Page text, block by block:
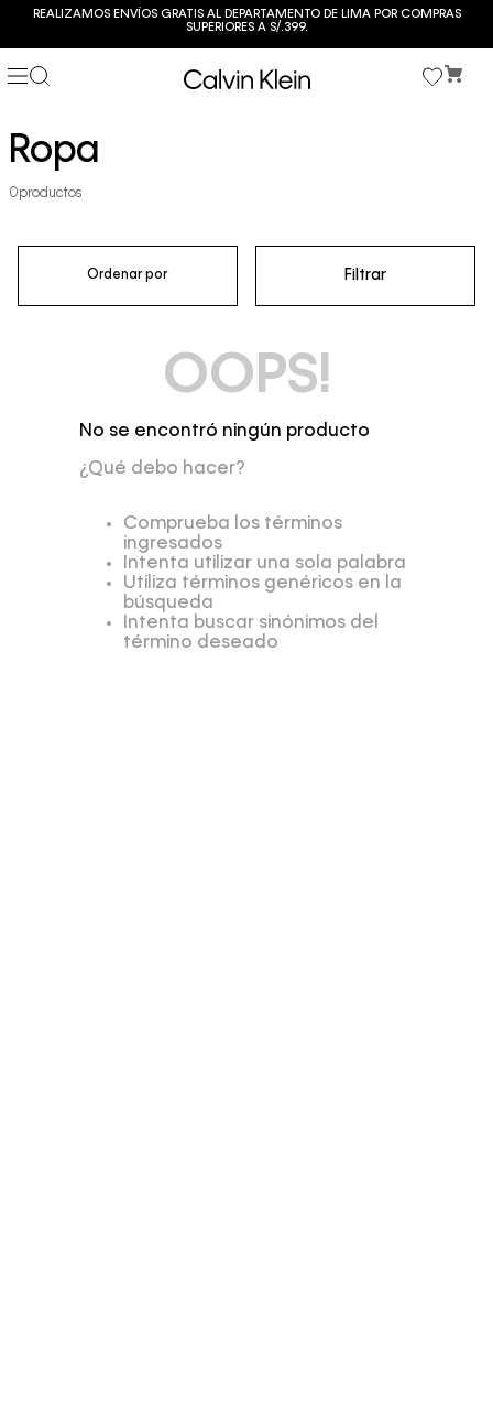
REALIZAMOS ENVÍOS GRATIS AL DEPARTAMENTO DE LIMA POR COMPRAS
SUPERIORES A S/.399.
Ropa
0 productos
Ordenar por Filtrar
OOPS!
No se encontró ningún producto
¿Qué debo hacer?
Comprueba los términos
ingresados
Intenta utilizar una sola palabra
Utiliza términos genéricos en la
búsqueda
Intenta buscar sinónimos del
término deseado